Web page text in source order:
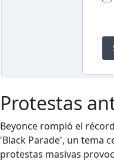
Protestas
Beyonce rompió el
'Black Parade', un tema
protestas masivas